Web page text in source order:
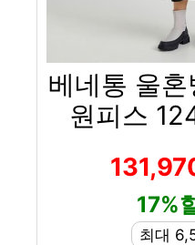
베네통 울
원피스
17%
최대